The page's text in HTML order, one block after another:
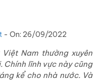
- On: 26/09/2022
Nam thường xuyên
Chính lĩnh vực này cũng
kể cho nhà nước. Và